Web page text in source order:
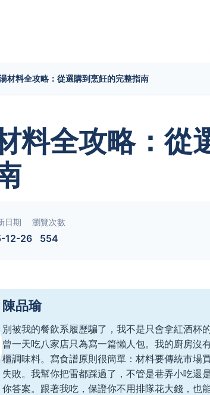
材料全攻略：從選購到烹飪的完整指南
料全攻略：從
日期
12-26
瀏覽次數
554
陳品瑜
別被我的餐飲系履歷騙了，我不是只會拿紅酒杯
曾一天吃八家店只為寫一篇懶人包。我的廚房沒
櫃調味料。寫食譜原則很簡單：材料要傳統市場
失敗。我幫你把雷都踩過了，不管是巷弄小吃還
你答案。跟著我吃，保證你不用排隊花大錢，也